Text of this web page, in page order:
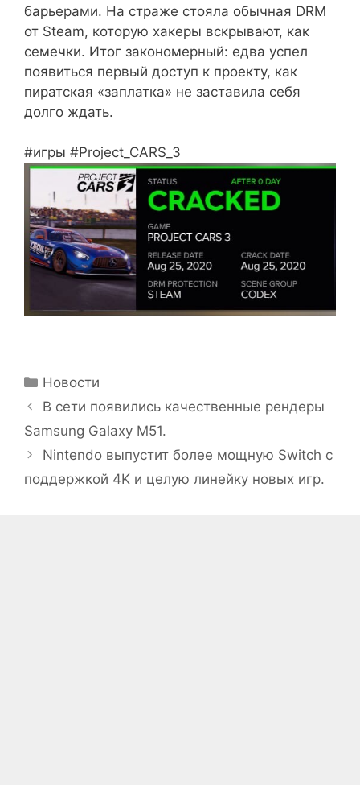
барьерами. На страже стояла обычная DRM
от Steam, которую хакеры вскрывают, как
семечки. Итог закономерный: едва успел
появиться первый доступ к проекту, как
пиратская «заплатка» не заставила себя
долго ждать.
#игры #Project_CARS_3
Рубрики
Новости
В сети появились качественные рендеры
Samsung Galaxy M51.
Nintendo выпустит более мощную Switch с
поддержкой 4K и целую линейку новых игр.